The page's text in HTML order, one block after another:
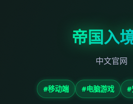
帝国入
中文官网
#移动端 #电脑游戏 #